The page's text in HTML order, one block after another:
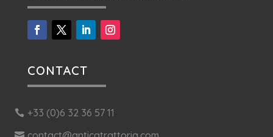
CONTACT
+33 (0)6 32 36 57 11